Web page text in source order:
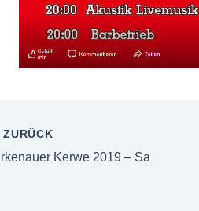
ZURÜCK
Kerwe 2019 – Sa